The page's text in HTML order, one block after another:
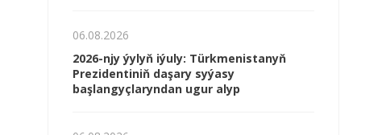
06.08.2026
2026-njy ýylyň iýuly: Türkmenistanyň
Prezidentiniň daşary syýasy
başlangyçlaryndan ugur alyp